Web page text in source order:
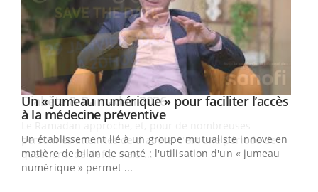
Youtube
Un « jumeau numérique » pour faciliter l’accès
à la médecine préventiveYoutube
Un établissement lié à un groupe mutualiste innove en
matière de bilan de santé : l'utilisation d'un « jumeau
numérique » permet ...